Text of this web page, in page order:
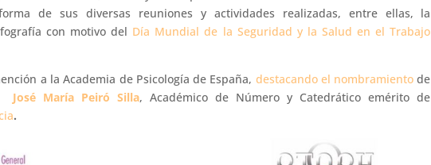
de sus diversas reuniones y actividades realizadas, entre ellas, la
con motivo del Día Mundial de la Seguridad y la Salud en el Trabajo
a la Academia de Psicología de España, destacando el nombramiento de
José María Peiró Silla, Académico de Número y Catedrático emérito de
.